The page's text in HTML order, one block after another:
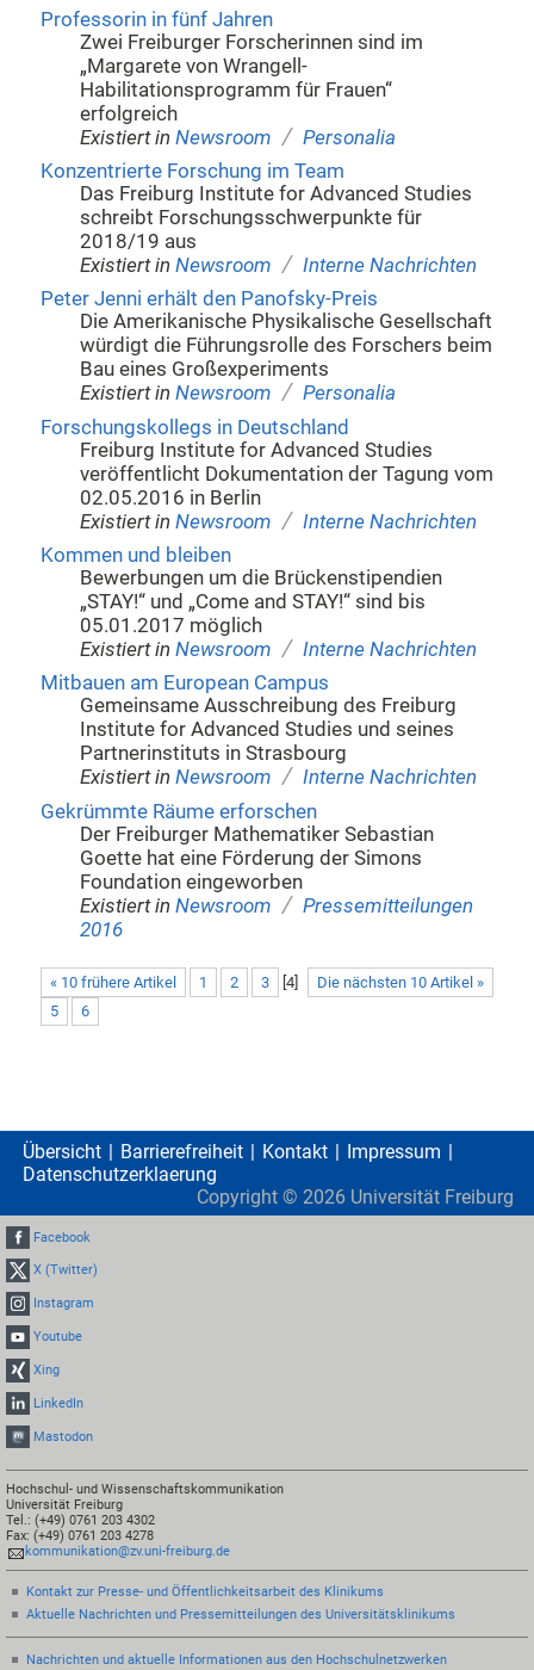
Professorin in fünf Jahren
Zwei Freiburger Forscherinnen sind im
„Margarete von Wrangell-
Habilitationsprogramm für Frauen“
erfolgreich
Existiert in Newsroom / Personalia
Konzentrierte Forschung im Team
Das Freiburg Institute for Advanced Studies
schreibt Forschungsschwerpunkte für
2018/19 aus
Existiert in Newsroom / Interne Nachrichten
Peter Jenni erhält den Panofsky-Preis
Die Amerikanische Physikalische Gesellschaft
würdigt die Führungsrolle des Forschers beim
Bau eines Großexperiments
Existiert in Newsroom / Personalia
Forschungskollegs in Deutschland
Freiburg Institute for Advanced Studies
veröffentlicht Dokumentation der Tagung vom
02.05.2016 in Berlin
Existiert in Newsroom / Interne Nachrichten
Kommen und bleiben
Bewerbungen um die Brückenstipendien
„STAY!“ und „Come and STAY!“ sind bis
05.01.2017 möglich
Existiert in Newsroom / Interne Nachrichten
Mitbauen am European Campus
Gemeinsame Ausschreibung des Freiburg
Institute for Advanced Studies und seines
Partnerinstituts in Strasbourg
Existiert in Newsroom / Interne Nachrichten
Gekrümmte Räume erforschen
Der Freiburger Mathematiker Sebastian
Goette hat eine Förderung der Simons
Foundation eingeworben
Existiert in Newsroom / Pressemitteilungen
2016
« 10 frühere Artikel Die nächsten 10 Artikel »
1 2 3 4]
5
6
Übersicht Barrierefreiheit Kontakt
Impressum
Datenschutzerklaerung
Copyright © 2026 Universität Freiburg
Facebook
X (Twitter)
Instagram
Youtube
Xing
LinkedIn
Mastodon
Hochschul- und Wissenschaftskommunikation
Universität Freiburg
Tel.: (+49) 0761 203 4302
Fax: (+49) 0761 203 4278
kommunikation@zv.uni-freiburg.de
Kontakt zur Presse- und Öffentlichkeitsarbeit des Klinikums
Aktuelle Nachrichten und Pressemitteilungen des Universitätsklinikums
Nachrichten und aktuelle Informationen aus den Hochschulnetzwerken